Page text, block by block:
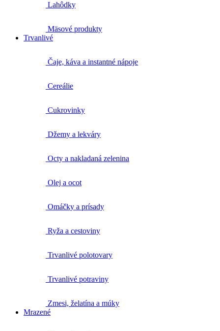
Lahôdky
Mäsové produkty
Trvanlivé
Čaje, káva a instantné nápoje
Cereálie
Cukrovinky
Džemy a lekváry
Octy a nakladaná zelenina
Olej a ocot
Omáčky a prísady
Ryža a cestoviny
Trvanlivé polotovary
Trvanlivé potraviny
Zmesi, želatína a múky
Mrazené